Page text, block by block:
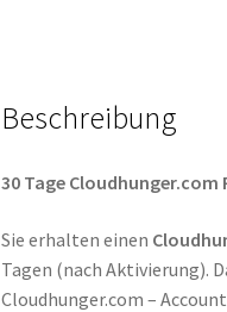
Beschreibung
30 Tage Cloudhunger.com
Sie erhalten einen
Tagen (nach Aktivierung).
Cloudhunger.com –